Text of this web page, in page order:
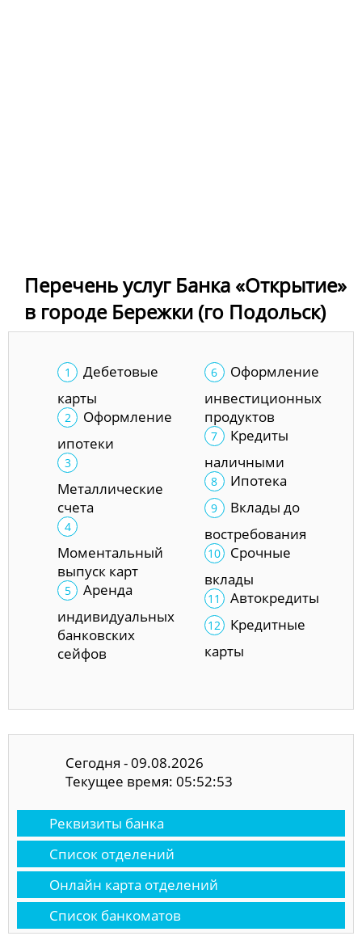
Перечень услуг Банка «Открытие»
в городе Бережки (го Подольск)
Дебетовые
карты
Оформление
ипотеки
Металлические
счета
Моментальный
выпуск карт
Аренда
индивидуальных
банковских
сейфов
Оформление
инвестиционных
продуктов
Кредиты
наличными
Ипотека
Вклады до
востребования
Срочные
вклады
Автокредиты
Кредитные
карты
Сегодня - 09.08.2026
Текущее время: 05:52:53
Реквизиты банка
Список отделений
Онлайн карта отделений
Список банкоматов